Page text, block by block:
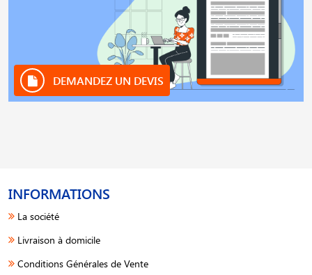
DEMANDEZ UN DEVIS
INFORMATIONS
La société
Livraison à domicile
Conditions Générales de Vente